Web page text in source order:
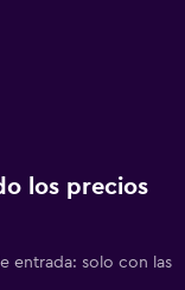
los precios
entrada: solo con las